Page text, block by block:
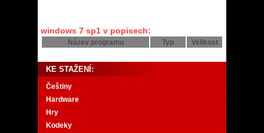
windows 7 sp1 v popisech:
Název programu Typ Velikost
KE STAŽENÍ:
Češtiny
Hardware
Hry
Kodeky